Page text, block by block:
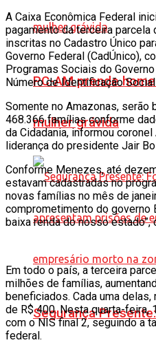
PC-AM prende
mulher grávida
Segurança
A Caixa Econômica Federal
pagamento da terceira
inscritas no Cadastro Único
Governo Federal (CadÚnico),
Programas Sociais do
Número de Identificação
Somente no Amazonas, serão
468.366 famílias conforme
da Cidadania, informou
liderança do presidente Jair
Conforme Menezes, até
estavam cadastradas no
novas famílias no mês de
comprometimento do
baixa renda do nosso estado”,
Em todo o país, a terceira
milhões de famílias,
beneficiados. Cada uma
de R$ 400. Nesta quarta-
com o NIS final 2, seguindo a
federal.